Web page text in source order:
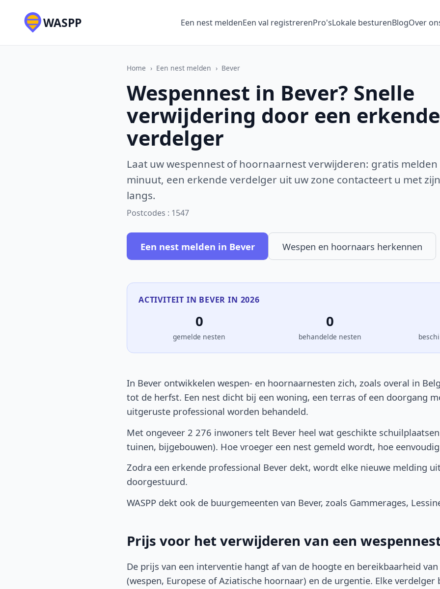
WASPP Een nest meldenEen val registrerenPro'sLokale besturenBlogOver
Home › Een nest melden › Bever
Wespennest in Bever? Snelle
verwijdering door een erkende
verdelger
Laat uw wespennest of hoornaarnest verwijderen: gratis
minuut, een erkende verdelger uit uw zone contacteert u met
langs.
Postcodes : 1547
Een nest melden in Bever Wespen en hoornaars herkennen
ACTIVITEIT IN BEVER IN 2026
0
gemelde nesten
0
behandelde nesten
In Bever ontwikkelen wespen- en hoornaarnesten zich, zoals overal in
tot de herfst. Een nest dicht bij een woning, een terras of een doorgang
uitgeruste professional worden behandeld.
Met ongeveer 2 276 inwoners telt Bever heel wat geschikte
tuinen, bijgebouwen). Hoe vroeger een nest gemeld wordt, hoe
Zodra een erkende professional Bever dekt, wordt elke nieuwe melding
doorgestuurd.
WASPP dekt ook de buurgemeenten van Bever, zoals Gammerages,
Prijs voor het verwijderen van een
De prijs van een interventie hangt af van de hoogte en bereikbaarheid
(wespen, Europese of Aziatische hoornaar) en de urgentie. Elke